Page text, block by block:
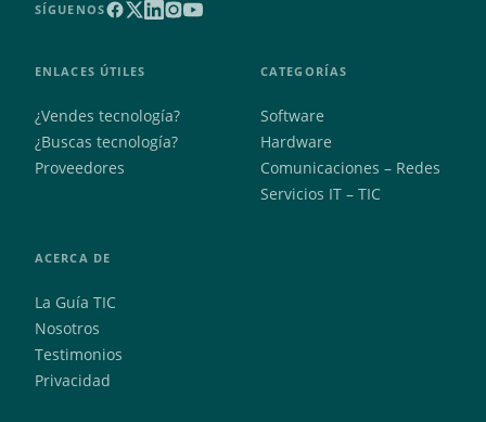
SÍGUENOS
ENLACES ÚTILES
¿Vendes tecnología?
¿Buscas tecnología?
Proveedores
CATEGORÍAS
Software
Hardware
Comunicaciones – Redes
Servicios IT – TIC
ACERCA DE
La Guía TIC
Nosotros
Testimonios
Privacidad